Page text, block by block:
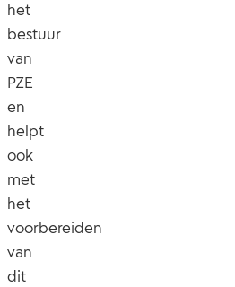
het
bestuur
van
PZE
en
helpt
ook
met
het
voorbereiden
van
dit